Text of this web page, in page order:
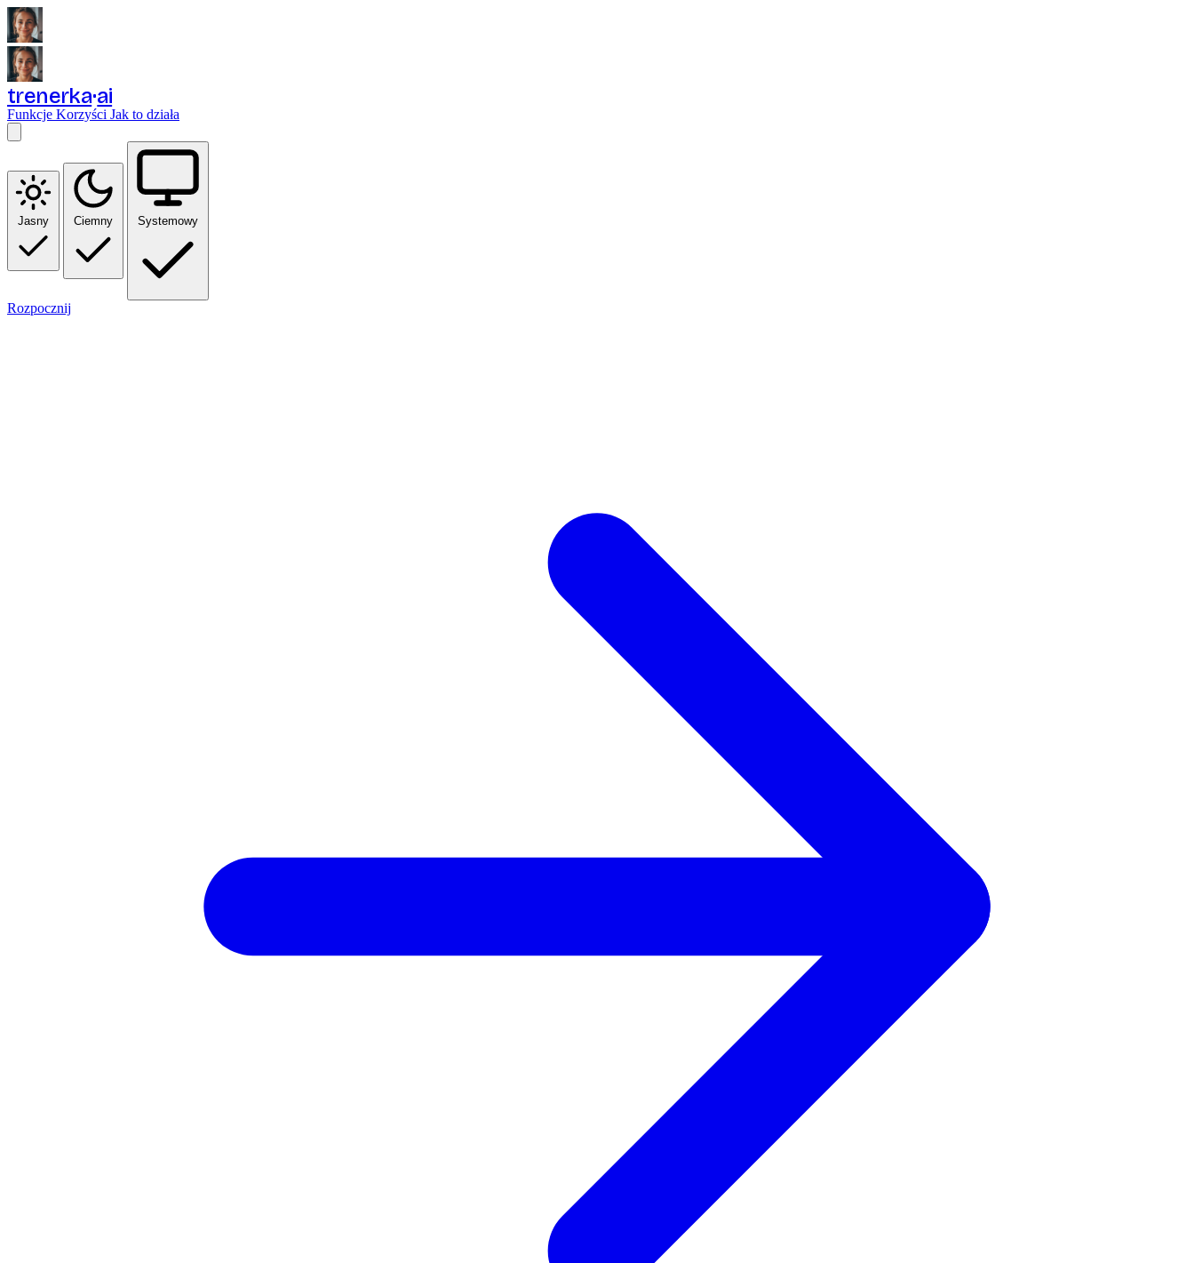
trenerka ai
Funkcje Korzyści Jak to działa
Jasny Ciemny Systemowy
Rozpocznij